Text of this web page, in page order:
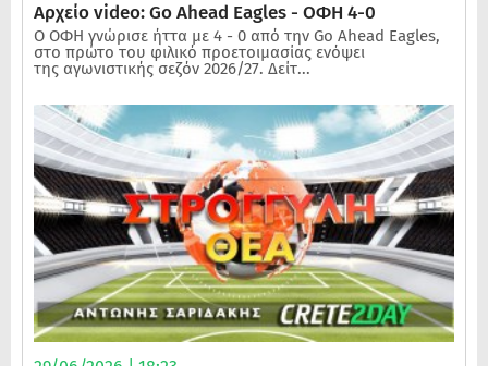
Αρχείο video: Go Ahead Eagles - ΟΦΗ 4-0
Ο ΟΦΗ γνώρισε ήττα με 4 - 0 από την Go Ahead Eagles,
στο πρώτο του φιλικό προετοιμασίας ενόψει
της αγωνιστικής σεζόν 2026/27. Δείτ...